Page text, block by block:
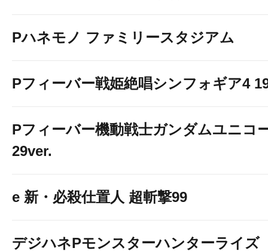
Pハネモノ ファミリースタジアム
Pフィーバー戦姫絶唱シンフォギア4
Pフィーバー機動戦士ガンダムユニコ
29ver.
e 新・必殺仕置人 超斬撃99
デジハネPモンスターハンターライズ